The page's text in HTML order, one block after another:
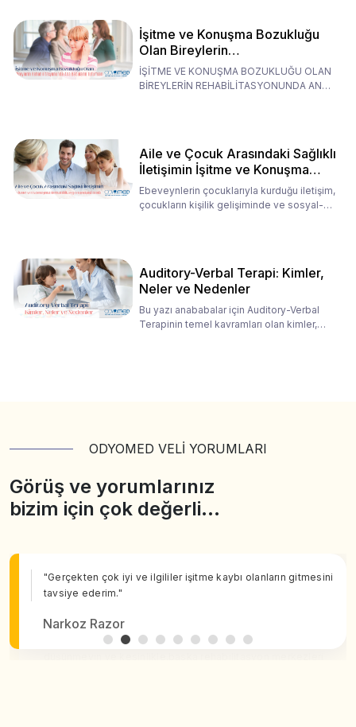
İşitme ve Konuşma Bozukluğu
Olan Bireylerin
Rehabilitasyonunda Ana
Babaların Tutumları
İŞİTME VE KONUŞMA BOZUKLUĞU OLAN
BİREYLERİN REHABİLİTASYONUNDA ANA
Aile ve Çocuk Arasındaki Sağlıklı
İletişimin İşitme ve Konuşma
Rehabilitasyonundaki Rolü
Ebeveynlerin çocuklarıyla kurduğu iletişim,
çocukların kişilik gelişiminde ve sosyal-
Auditory-Verbal Terapi: Kimler,
Neler ve Nedenler
Bu yazı anababalar için Auditory-Verbal
Terapinin temel kavramları olan kimler,
ODYOMED VELİ YORUMLARI
Görüş ve yorumlarınız
bizim için çok değerli…
"Gerçekten çok iyi ve ilgililer işitme kaybı olanların gitmesini
tavsiye ederim."
Narkoz Razor